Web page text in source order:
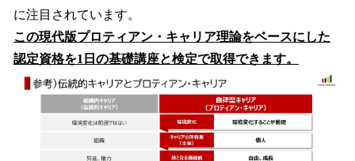
に注目されています。
この現代版プロティアン・キャリア理論をベースにした
認定資格を1日の基礎講座と検定で取得できます。